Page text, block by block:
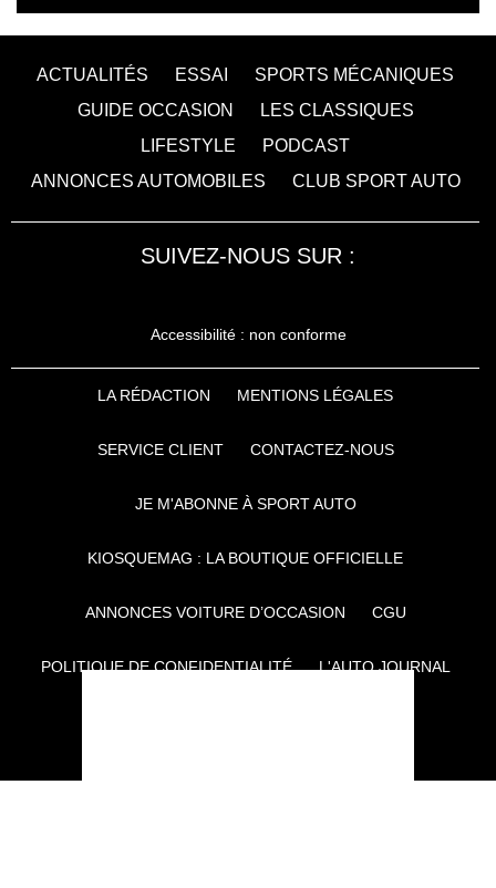
ACTUALITÉS ESSAI
SPORTS MÉCANIQUES
GUIDE OCCASION
LES CLASSIQUES
LIFESTYLE
PODCAST
ANNONCES AUTOMOBILES
CLUB SPORT AUTO
SUIVEZ-NOUS SUR :
Accessibilité : non conforme
LA RÉDACTION MENTIONS LÉGALES
SERVICE CLIENT CONTACTEZ-NOUS
JE M'ABONNE À SPORT AUTO
KIOSQUEMAG : LA BOUTIQUE OFFICIELLE
ANNONCES VOITURE D’OCCASION CGU
POLITIQUE DE CONFIDENTIALITÉ L'AUTO JOURNAL